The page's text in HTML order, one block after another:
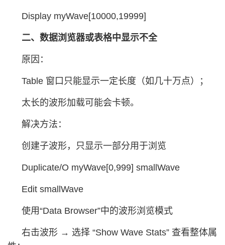
Display myWave[10000,19999]
二、数据浏览器或表格中显示不全
原因：
Table 窗口只能显示一定长度（如几十万点）；
太长的波形加载可能会卡顿。
解决方法：
创建子波形，只显示一部分用于浏览
Duplicate/O myWave[0,999] smallWave
Edit smallWave
使用“Data Browser”中的波形浏览模式
右击波形 → 选择 “Show Wave Stats” 查看整体属